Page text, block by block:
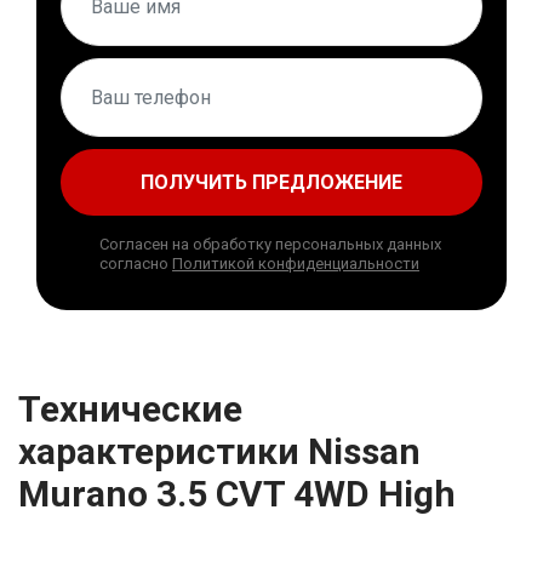
ПОЛУЧИТЬ ПРЕДЛОЖЕНИЕ
Согласен на обработку персональных данных
согласно Политикой конфиденциальности
Технические
характеристики Nissan
Murano 3.5 CVT 4WD High